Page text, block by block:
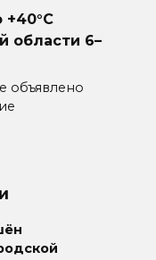
области 6–
объявлено